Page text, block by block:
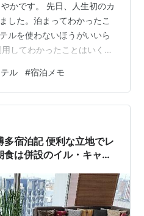
かです。 先日、人生初のカ
した。泊まってわかったこ
ルを使わないほうがいいら
してわかったことはいくつ
、書き留めておこうと思い
ない人 今回私が利用したカ
ンアワーズ博多駅前。他の
め比較はできないものの、
やすく、綺麗で快適で良い
カプセルホテ…
ル #宿泊メモ
宿泊記 便利な立地でレ
は併設のイル・キャン